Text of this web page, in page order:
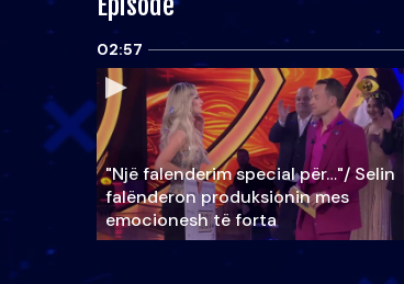
02:57
"Një falenderim special për…"/ Selin
falënderon produksionin mes
emocionesh të forta